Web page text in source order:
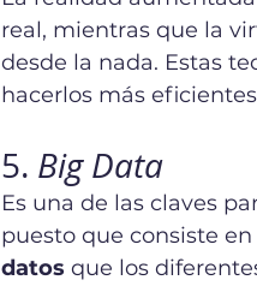
real, mientras que la
desde la nada. Estas
hacerlos más
5. Big Data
Es una de las claves
puesto que consiste en
datos que los